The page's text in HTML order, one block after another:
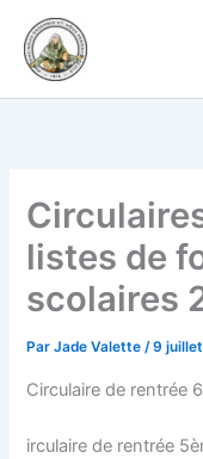
contenu
listes de
scolaires
ParJade Valette/9
Circulaire de rentrée
irculaire de rentrée